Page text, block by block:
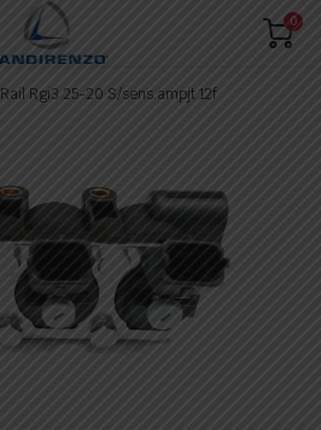
0
Rail Rgi3 25-20 S/sens.ampjt 12f